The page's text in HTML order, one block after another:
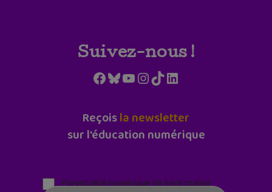
Suivez-nous !
Facebook
Bluesky
YouTube
Instagram
TikTokLinkedIn
Reçoisla newsletter
sur l'éducation numérique
Parentalité numérique (le lundi matin)